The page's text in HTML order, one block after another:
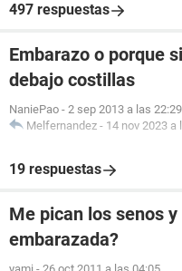
497 respuestas
Embarazo o porque
debajo costillas
NaniePao - 2 sep 2013 a las 22:29
Melfernandez - 14 nov 2023 a
19 respuestas
Me pican los senos
embarazada?